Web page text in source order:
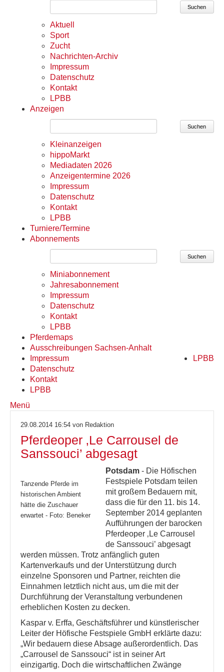
Suchen
Aktuell
Sport
Zucht
Nachrichten-Archiv
Impressum
Datenschutz
Kontakt
LPBB
Anzeigen
Suchen
Kleinanzeigen
hippoMarkt
Mediadaten 2026
Anzeigentermine 2026
Impressum
Datenschutz
Kontakt
LPBB
Turniere/Termine
Abonnements
Suchen
Miniabonnement
Jahresabonnement
Impressum
Datenschutz
Kontakt
LPBB
Pferdemaps
Ausschreibungen Sachsen-Anhalt
LPBB
Impressum
Datenschutz
Kontakt
LPBB
Menü
29.08.2014 16:54 von Redaktion
Pferdeoper ‚Le Carrousel de
Sanssouci’ abgesagt
Tanzende Pferde im
historischen Ambient
hätte die Zuschauer
erwartet - Foto: Beneker
Potsdam - Die Höfischen
Festspiele Potsdam teilen
mit großem Bedauern mit,
dass die für den 11. bis 14.
September 2014 geplanten
Aufführungen der barocken
Pferdeoper ‚Le Carrousel
de Sanssouci’ abgesagt
werden müssen. Trotz anfänglich guten
Kartenverkaufs und der Unterstützung durch
einzelne Sponsoren und Partner, reichten die
Einnahmen letztlich nicht aus, um die mit der
Durchführung der Veranstaltung verbundenen
erheblichen Kosten zu decken.
Kaspar v. Erffa, Geschäftsführer und künstlerischer
Leiter der Höfische Festspiele GmbH erklärte dazu:
„Wir bedauern diese Absage außerordentlich. Das
„Carrousel de Sanssouci“ ist in seiner Art
einzigartig. Doch die wirtschaftlichen Zwänge